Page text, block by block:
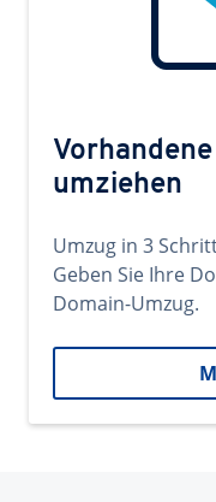
umziehen
Umzug in 3
Geben Sie Ihre
Domain-Umzug.